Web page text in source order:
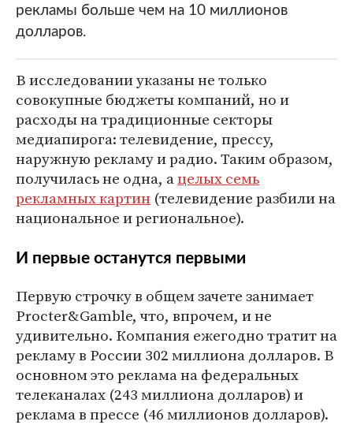
рекламы больше чем на 10 миллионов
долларов.
В исследовании указаны не только
совокупные бюджеты компаний, но и
расходы на традиционные секторы
медиапирога: телевидение, прессу,
наружную рекламу и радио. Таким образом,
получилась не одна, ацелых семь
рекламных картин (телевидение разбили на
национальное и региональное).
И первые останутся первыми
Первую строчку в общем зачете занимает
Procter&Gamble, что, впрочем, и не
удивительно. Компания ежегодно тратит на
рекламу в России 302 миллиона долларов. В
основном это реклама на федеральных
телеканалах (243 миллиона долларов) и
реклама в прессе (46 миллионов долларов).